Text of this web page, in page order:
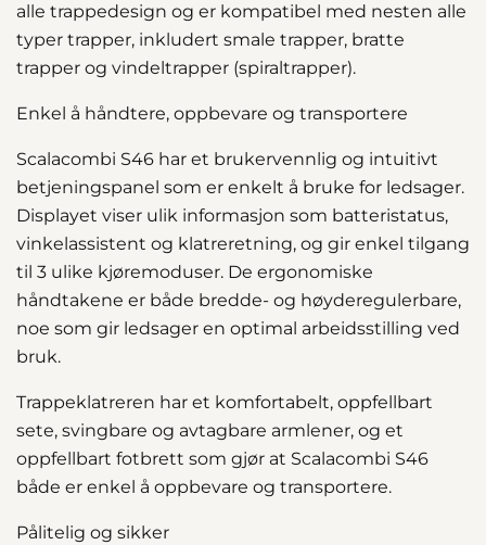
alle trappedesign og er kompatibel med nesten alle
typer trapper, inkludert smale trapper, bratte
trapper og vindeltrapper (spiraltrapper).
Enkel å håndtere, oppbevare og transportere
Scalacombi S46 har et brukervennlig og intuitivt
betjeningspanel som er enkelt å bruke for ledsager.
Displayet viser ulik informasjon som batteristatus,
vinkelassistent og klatreretning, og gir enkel tilgang
til 3 ulike kjøremoduser. De ergonomiske
håndtakene er både bredde- og høyderegulerbare,
noe som gir ledsager en optimal arbeidsstilling ved
bruk.
Trappeklatreren har et komfortabelt, oppfellbart
sete, svingbare og avtagbare armlener, og et
oppfellbart fotbrett som gjør at Scalacombi S46
både er enkel å oppbevare og transportere.
Pålitelig og sikker